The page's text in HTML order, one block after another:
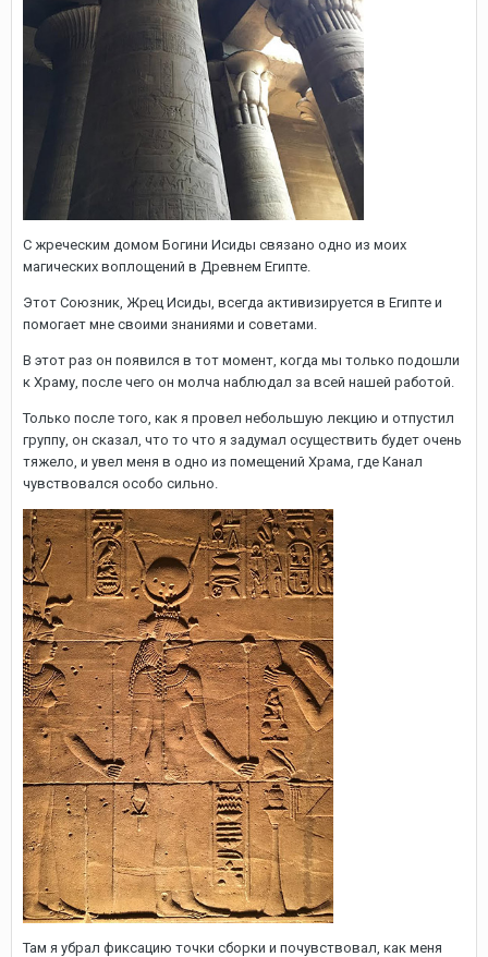
С жреческим домом Богини Исиды связано одно из моих
магических воплощений в Древнем Египте.
Этот Союзник, Жрец Исиды, всегда активизируется в Египте и
помогает мне своими знаниями и советами.
В этот раз он появился в тот момент, когда мы только подошли
к Храму, после чего он молча наблюдал за всей нашей работой.
Только после того, как я провел небольшую лекцию и отпустил
группу, он сказал, что то что я задумал осуществить будет очень
тяжело, и увел меня в одно из помещений Храма, где Канал
чувствовался особо сильно.
Там я убрал фиксацию точки сборки и почувствовал, как меня